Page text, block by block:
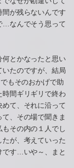
が残らないんです
…なんでそう思って
とかなったと思い
いたのですが、結局
もそのおかげで助
間ギリギリで終わ
て、それに沿って
、その場で聞きま
その内の１人でし
が、考えていった
です…いや～、まと